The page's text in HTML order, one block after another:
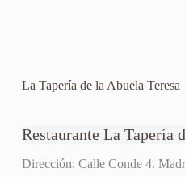
La Tapería de la Abuela Teresa
Restaurante La Tapería
Dirección: Calle Conde 4.